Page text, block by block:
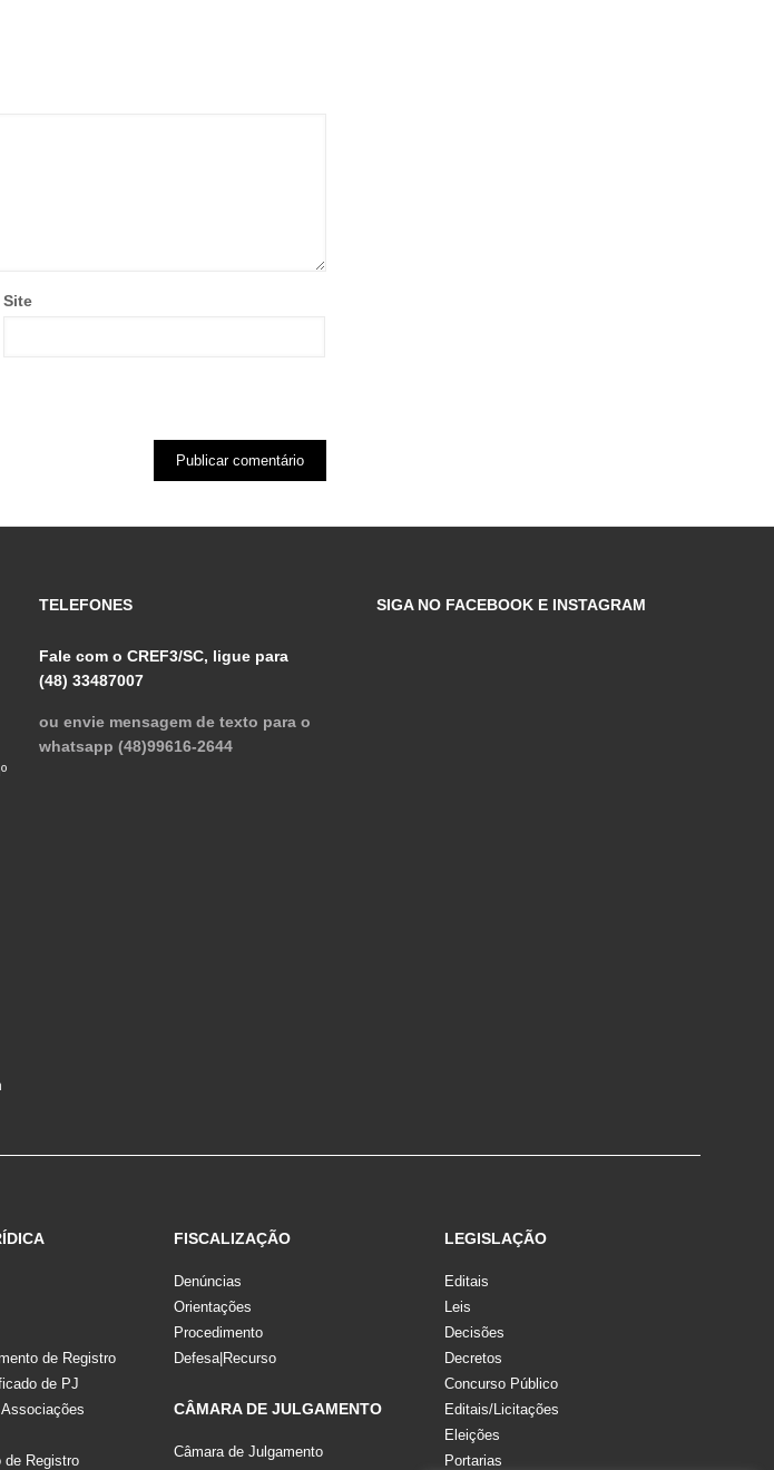
Site
TELEFONES
Fale com o CREF3/SC, ligue para
(48) 33487007
ou envie mensagem de texto para o
whatsapp (48)99616-2644
SIGA NO FACEBOOK E INSTAGRAM
de Registro
de PJ
de Registro
FISCALIZAÇÃO
Denúncias
Orientações
Procedimento
Defesa|Recurso
CÂMARA DE JULGAMENTO
Câmara de Julgamento
LEGISLAÇÃO
Editais
Leis
Decisões
Decretos
Concurso Público
Editais/Licitações
Eleições
Portarias